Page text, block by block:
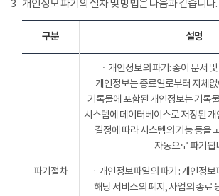
3 개인정보 파기의 절차 및 방법은 다음과 같습니다.
구분 설명
파기절차
ㆍ개인정보의 파기: 종이 문서
개인정보는 종료일로부터 지체
기록물에 포함된 개인정보는 기록
시스템에 데이터베이스로 저장된
결정에 따라 시스템의 기능 등을
자동으로 파기됩
ㆍ개인정보파일의 파기 : 개인정
해당 서비스의 폐지, 사업의 종료